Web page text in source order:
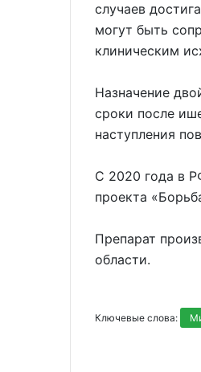
случаев
могут быть
клиническим
Назначение
сроки после
наступления
С 2020 года в
проекта
Препарат
области.
Ключевые слова: